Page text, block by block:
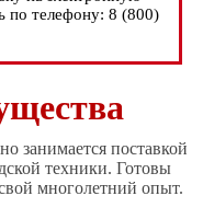
по телефону: 8 (800)
занимается поставкой
техники. Готовы
многолетний опыт.